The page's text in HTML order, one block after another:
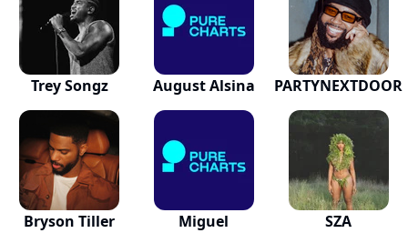
Trey Songz August Alsina PARTYNEXTDOOR
Bryson Tiller Miguel SZA